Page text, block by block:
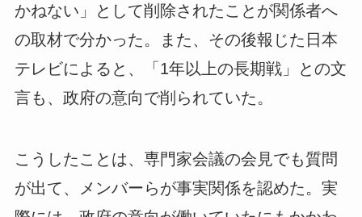
かねない」として削除されたことが関係者へ
の取材で分かった。また、その後報じた日本
テレビによると、「1年以上の長期戦」との文
言も、政府の意向で削られていた。
こうしたことは、専門家会議の会見でも質問
が出て、メンバーらが事実関係を認めた。実